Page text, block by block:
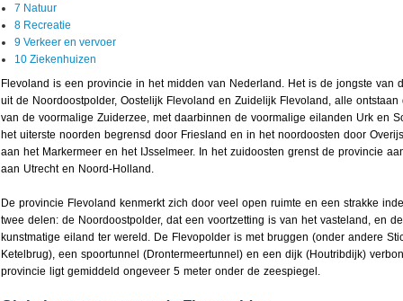
7 Natuur
8 Recreatie
9 Verkeer en vervoer
10 Ziekenhuizen
Flevoland is een provincie in het midden van Nederland. Het is de jongste van
uit de Noordoostpolder, Oostelijk Flevoland en Zuidelijk Flevoland, alle
van de voormalige Zuiderzee, met daarbinnen de voormalige eilanden Urk en
het uiterste noorden begrensd door Friesland en in het noordoosten door
aan het Markermeer en het IJsselmeer. In het zuidoosten grenst de provincie
aan Utrecht en Noord-Holland.
De provincie Flevoland kenmerkt zich door veel open ruimte en een strakke
twee delen: de Noordoostpolder, dat een voortzetting is van het vasteland, en
kunstmatige eiland ter wereld. De Flevopolder is met bruggen (onder andere
Ketelbrug), een spoortunnel (Drontermeertunnel) en een dijk (Houtribdijk)
provincie ligt gemiddeld ongeveer 5 meter onder de zeespiegel.